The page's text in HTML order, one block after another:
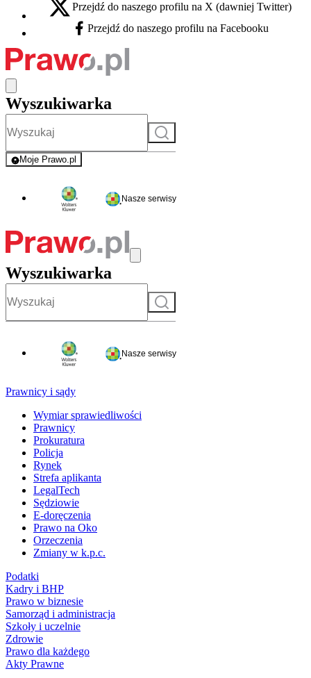
X - otwiera się w nowej karcie
Przejdź do naszego profilu na X (dawniej Twitter)
Facebook - otwiera się w nowej karcie
Przejdź do naszego profilu na Facebooku
Wyszukiwarka
Szukaj
Moje Prawo.pl
- rejestracja i logowanie do serwisu
Nasze serwisy
Wyszukiwarka
Szukaj
Nasze serwisy
Prawnicy i sądy
Wymiar sprawiedliwości
Prawnicy
Prokuratura
Policja
Rynek
Strefa aplikanta
LegalTech
Sędziowie
E-doręczenia
Prawo na Oko
Orzeczenia
Zmiany w k.p.c.
Podatki
Kadry i BHP
Prawo w biznesie
Samorząd i administracja
Szkoły i uczelnie
Zdrowie
Prawo dla każdego
Akty Prawne